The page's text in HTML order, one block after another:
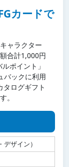
カードで
ャラクター
合計1,000円
ポイント」
バックに利用
タログギフト
。
ザイン）